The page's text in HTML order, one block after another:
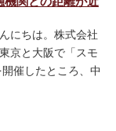
にちは。株式会社
京と大阪で「スモ
催したところ、中